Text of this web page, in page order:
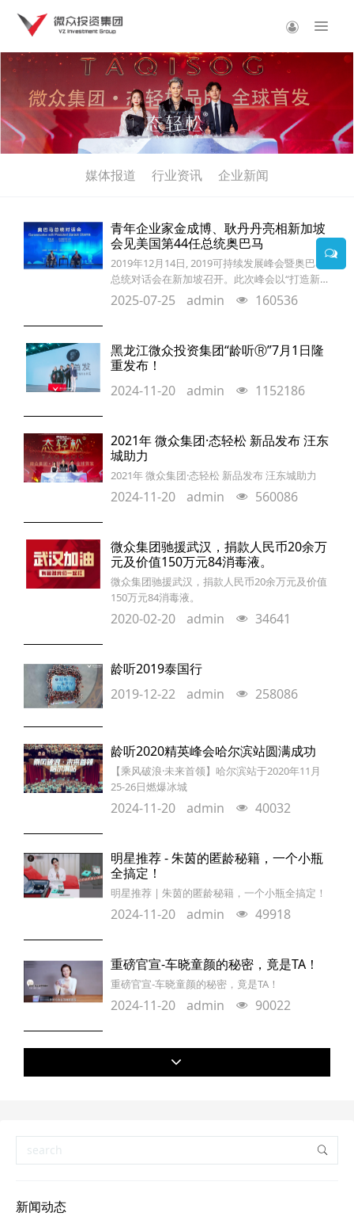
媒体报道 行业资讯 企业新闻
青年企业家金成博、耿丹丹亮相新加坡
会见美国第44任总统奥巴马
2019年12月14日, 2019可持续发展峰会暨奥巴马
总统对话会在新加坡召开。此次峰会以“打造新动
力、开启新征程”为主题,汇聚了诸多政商界领袖
团有限公司CEO金成博先生作为优秀青年企业家
代表,与全球百位行业杰出代表应邀出席峰会,并
受到美国第44任总统奥巴马的亲自接见。会上,奥
巴马总统在对话环节表示,企业全球
2025-07-25 admin 160536
黑龙江微众投资集团“龄听Ⓡ”7月1日隆
重发布！
2024-11-20
admin 1152186
2021年 微众集团·态轻松 新品发布 汪东
城助力
2021年 微众集团·态轻松 新品发布 汪东城助力
2024-11-20 admin 560086
微众集团驰援武汉，捐款人民币20余万
元及价值150万元84消毒液。
微众集团驰援武汉，捐款人民币20余万元及价值
150万元84消毒液。
2020-02-20 admin 34641
龄听2019泰国行
2019-12-22
admin 258086
龄听2020精英峰会哈尔滨站圆满成功
【乘风破浪·未来首领】哈尔滨站于2020年11月
25-26日燃爆冰城
2024-11-20 admin 40032
明星推荐 - 朱茵的匿龄秘籍，一个小瓶
全搞定！
明星推荐 | 朱茵的匿龄秘籍，一个小瓶全搞定！
2024-11-20 admin 49918
重磅官宣-车晓童颜的秘密，竟是TA！
重磅官宣-车晓童颜的秘密，竟是TA！
2024-11-20 admin 90022
新闻动态